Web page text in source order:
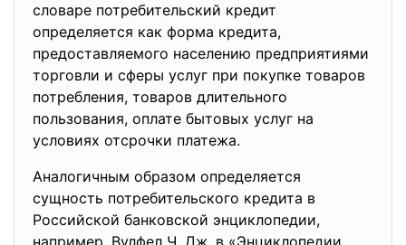
словаре потребительский кредит
определяется как форма кредита,
предоставляемого населению предприятиями
торговли и сферы услуг при покупке товаров
потребления, товаров длительного
пользования, оплате бытовых услуг на
условиях отсрочки платежа.
Аналогичным образом определяется
сущность потребительского кредита в
Российской банковской энциклопедии,
например, Вулфел Ч. Дж. в «Энциклопедии